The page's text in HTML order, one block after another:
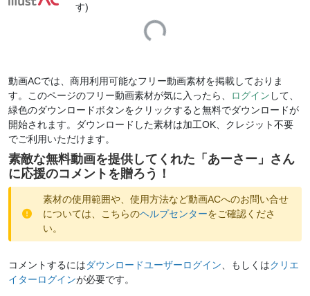
す)
Loading...
動画ACでは、商用利用可能なフリー動画素材を掲載しておりま
す。このページのフリー動画素材が気に入ったら、
ログイン して、
緑色のダウンロードボタンをクリックすると無料でダウンロードが
開始されます。ダウンロードした素材は加工OK、クレジット不要
でご利用いただけます。
素敵な無料動画を提供してくれた「 あーさー 」さん
に応援のコメントを贈ろう！
素材の使用範囲や、使用方法など動画ACへのお問い合せ
については、こちらのヘルプセンターをご確認くださ
い。
コメントするにはダウンロードユーザーログイン 、もしくはクリエ
イターログインが必要です。